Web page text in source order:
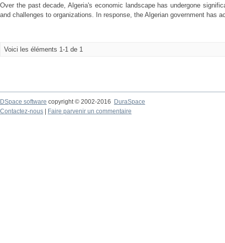
Over the past decade, Algeria's economic landscape has undergone
and challenges to organizations. In response, the Algerian government has
Voici les éléments 1-1 de 1
DSpace software copyright © 2002-2016
DuraSpace
Contactez-nous
Faire parvenir un commentaire